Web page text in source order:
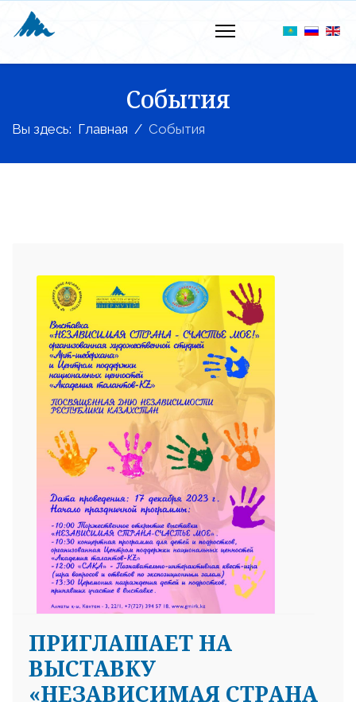
События
Вы здесь: Главная События
ПРИГЛАШАЕТ НА
ВЫСТАВКУ
«НЕЗАВИСИМАЯ СТРАНА